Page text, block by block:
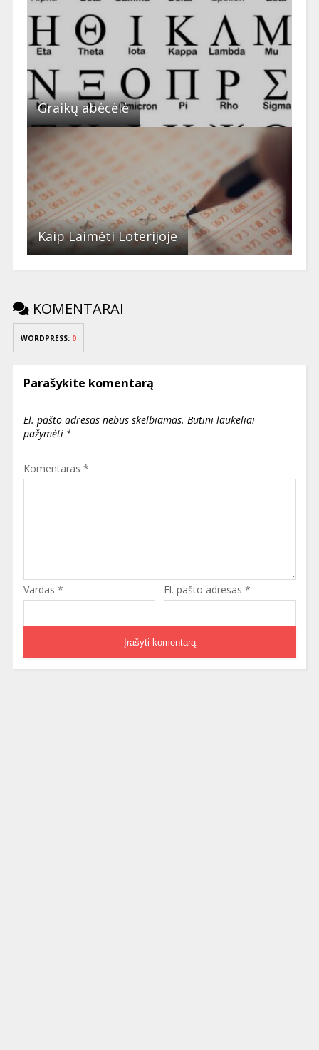
Graikų abėcėlė
Kaip Laimėti Loterijoje
KOMENTARAI
WORDPRESS: 0
Parašykite komentarą
El. pašto adresas nebus skelbiamas. Būtini laukeliai
pažymėti *
Komentaras *
Vardas * El. pašto adresas *